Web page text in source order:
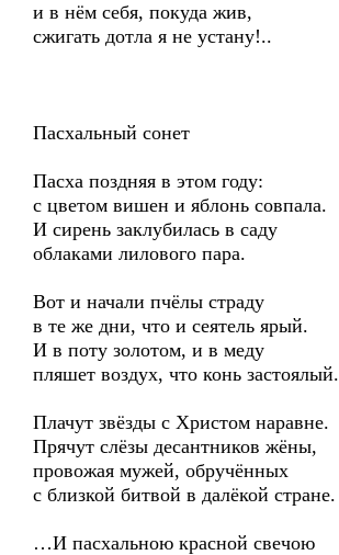
и в нём себя, покуда жив,
сжигать дотла я не устану!..
Пасхальный сонет
Пасха поздняя в этом году:
с цветом вишен и яблонь совпала.
И сирень заклубилась в саду
облаками лилового пара.
Вот и начали пчёлы страду
в те же дни, что и сеятель ярый.
И в поту золотом, и в меду
пляшет воздух, что конь застоялый.
Плачут звёзды с Христом наравне.
Прячут слёзы десантников жёны,
провожая мужей, обручённых
с близкой битвой в далёкой стране.
…И пасхальною красной свечою